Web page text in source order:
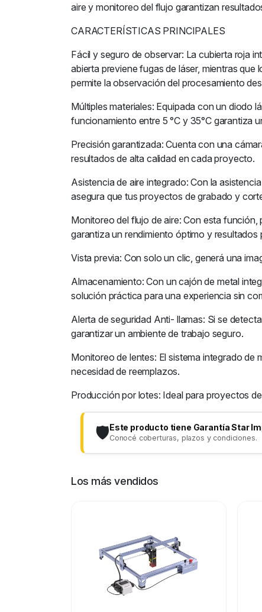
aire y monitoreo del flujo garantizan
CARACTERÍSTICAS PRINCIPALES
Fácil y seguro de observar: La cubierta roja
abierta previene fugas de láser, mientras
permite la observación del procesamiento
Múltiples materiales: Equipada con un diodo
funcionamiento entre 5 °C y 35°C garantiza
Precisión garantizada: Cuenta con una
resultados de alta calidad en cada proyecto.
Asistencia de aire integrado: Con la
asegura que tus proyectos de grabado y
Monitoreo del flujo de aire: Con esta
garantiza un rendimiento óptimo y
Vista previa: Con solo un clic, generá una
Almacenamiento: Con un cajón de metal
solución práctica para una experiencia sin
Alerta de seguridad Anti- llamas: Si se
garantizar un ambiente de trabajo seguro.
Monitoreo de lentes: El sistema integrado
necesidad de reemplazos.
Producción por lotes: Ideal para proyectos
🛡️Este producto tiene Garantía Star
Conocé coberturas, plazos y condiciones.
Los más vendidos